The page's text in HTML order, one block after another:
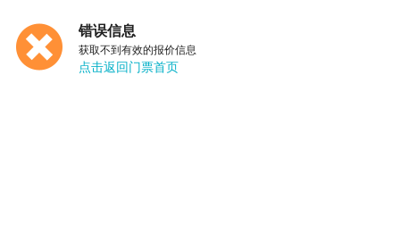
错误信息
获取不到有效的报价信息
点击返回门票首页